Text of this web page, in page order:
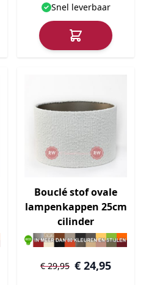
Snel leverbaar
Bouclé stof ovale
lampenkappen 25cm
cilinder
€ 24,95
€ 29,95